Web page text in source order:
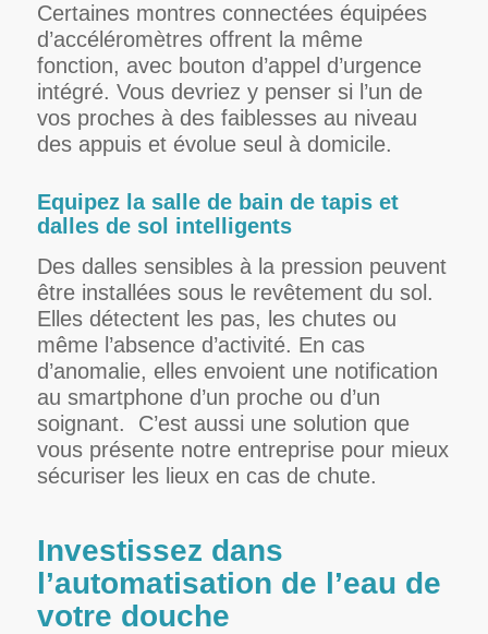
Certaines montres connectées équipées
d’accéléromètres offrent la même
fonction, avec bouton d’appel d’urgence
intégré. Vous devriez y penser si l’un de
vos proches à des faiblesses au niveau
des appuis et évolue seul à domicile.
Equipez la salle de bain de tapis et
dalles de sol intelligents
Des dalles sensibles à la pression peuvent
être installées sous le revêtement du sol.
Elles détectent les pas, les chutes ou
même l’absence d’activité. En cas
d’anomalie, elles envoient une notification
au smartphone d’un proche ou d’un
soignant.
C’est aussi une solution que
vous présente notre entreprise pour mieux
sécuriser les lieux en cas de chute.
Investissez dans
l’automatisation de l’eau de
votre douche